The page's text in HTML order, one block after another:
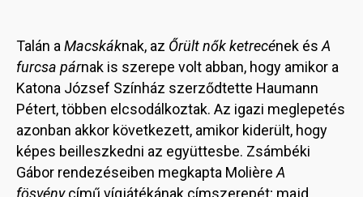
Talán a Macskáknak, az Őrült nők ketrecének és A
furcsa párnak is szerepe volt abban, hogy amikor a
Katona József Színház szerződtette Haumann
Pétert, többen elcsodálkoztak. Az igazi meglepetés
azonban akkor következett, amikor kiderült, hogy
képes beilleszkedni az együttesbe. Zsámbéki
Gábor rendezéseiben megkapta Molière A
fösvénycímű vígjátékának címszerepét; majd